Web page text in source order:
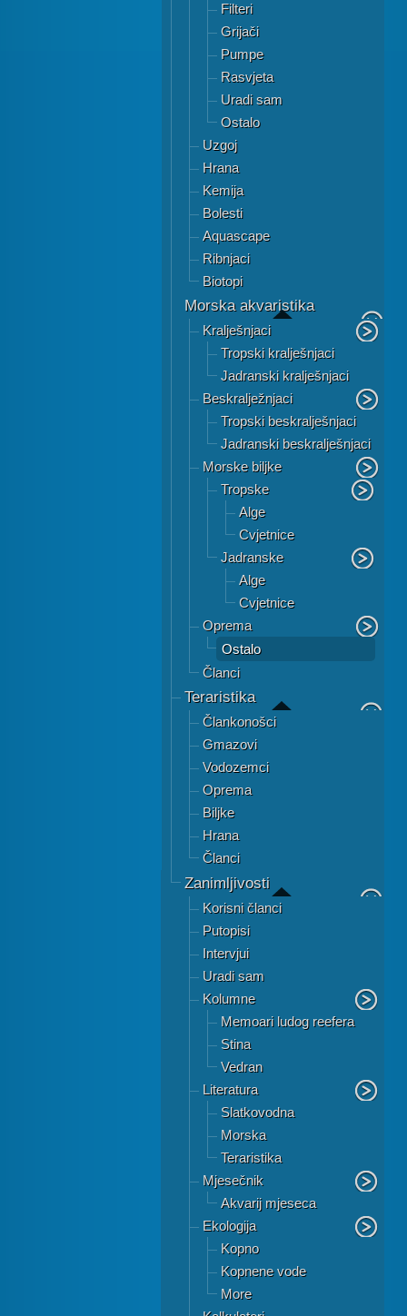
Filteri
Grijači
Pumpe
Rasvjeta
Uradi sam
Ostalo
Uzgoj
Hrana
Kemija
Bolesti
Aquascape
Ribnjaci
Biotopi
Morska akvaristika
Kralješnjaci
Tropski kralješnjaci
Jadranski kralješnjaci
Beskralježnjaci
Tropski beskralješnjaci
Jadranski beskralješnjaci
Morske biljke
Tropske
Alge
Cvjetnice
Jadranske
Alge
Cvjetnice
Oprema
Ostalo
Članci
Teraristika
Člankonošci
Gmazovi
Vodozemci
Oprema
Biljke
Hrana
Članci
Zanimljivosti
Korisni članci
Putopisi
Intervjui
Uradi sam
Kolumne
Memoari ludog reefera
Stina
Vedran
Literatura
Slatkovodna
Morska
Teraristika
Mjesečnik
Akvarij mjeseca
Ekologija
Kopno
Kopnene vode
More